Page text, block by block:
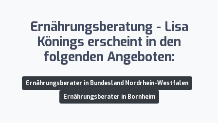
Ernährungsberatung - Lisa
Könings erscheint in den
folgenden Angeboten:
Ernährungsberater in Bundesland Nordrhein-Westfalen
Ernährungsberater in Bornheim